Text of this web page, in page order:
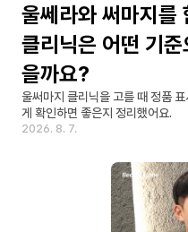
울쎄라와 써마지를
클리닉은 어떤 기
을까요?
울써마지 클리닉을 고를 때 정품
게 확인하면 좋은지 정리했어요.
2026. 8. 7.